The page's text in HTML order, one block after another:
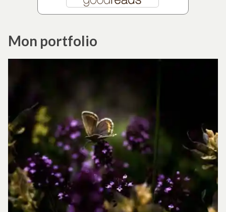
Mon portfolio